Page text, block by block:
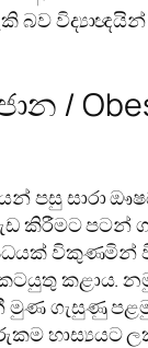
බව
/
පසු සාරා
කිරීමට පටන්
කළාය.
මුණ ගැසුණු
හාස්‍යයට